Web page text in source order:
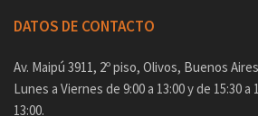
DATOS DE CONTACTO
Av. Maipú 3911, 2º piso, Olivos, Buenos
Lunes a Viernes de 9:00 a 13:00 y de 15:30 a
13:00.